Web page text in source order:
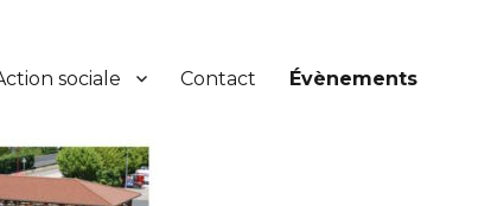
sociale Contact Évènements